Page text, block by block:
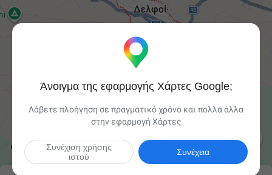

Άνοιγμα της εφαρμογής Χάρτες Google;
Λάβετε πλοήγηση σε πραγματικό χρόνο και πολλά άλλα
στην εφαρμογή Χάρτες
Συνέχεια
Συνέχιση χρήσης
ιστού